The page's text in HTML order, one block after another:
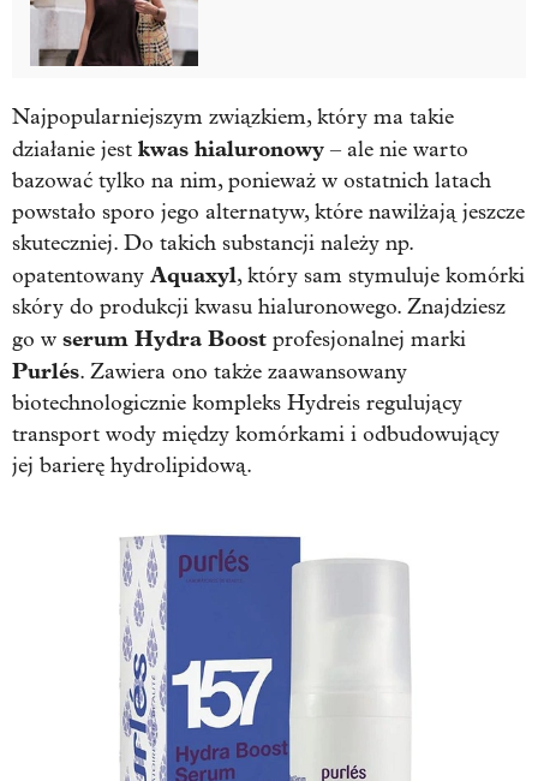
Najpopularniejszym związkiem, który ma takie
działanie jest kwas hialuronowy – ale nie warto
bazować tylko na nim, ponieważ w ostatnich latach
powstało sporo jego alternatyw, które nawilżają jeszcze
skuteczniej. Do takich substancji należy np.
opatentowany Aquaxyl, który sam stymuluje komórki
skóry do produkcji kwasu hialuronowego. Znajdziesz
go w serum Hydra Boost profesjonalnej marki
Purlés. Zawiera ono także zaawansowany
biotechnologicznie kompleks Hydreis regulujący
transport wody między komórkami i odbudowujący
jej barierę hydrolipidową.